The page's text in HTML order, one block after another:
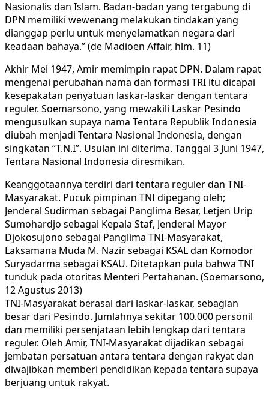
Nasionalis dan Islam. Badan-badan yang tergabung di
DPN memiliki wewenang melakukan tindakan yang
dianggap perlu untuk menyelamatkan negara dari
keadaan bahaya.” (de Madioen Affair, hlm. 11)
Akhir Mei 1947, Amir memimpin rapat DPN. Dalam rapat
mengenai perubahan nama dan formasi TRI itu dicapai
kesepakatan penyatuan laskar-laskar dengan tentara
reguler. Soemarsono, yang mewakili Laskar Pesindo
mengusulkan supaya nama Tentara Republik Indonesia
diubah menjadi Tentara Nasional Indonesia, dengan
singkatan “T.N.I”. Usulan ini diterima. Tanggal 3 Juni 1947,
Tentara Nasional Indonesia diresmikan.
Keanggotaannya terdiri dari tentara reguler dan TNI-
Masyarakat. Pucuk pimpinan TNI dipegang oleh;
Jenderal Sudirman sebagai Panglima Besar, Letjen Urip
Sumohardjo sebagai Kepala Staf, Jenderal Mayor
Djokosujono sebagai Panglima TNI-Masyarakat,
Laksamana Muda M. Nazir sebagai KSAL dan Komodor
Suryadarma sebagai KSAU. Ditetapkan pula bahwa TNI
tunduk pada otoritas Menteri Pertahanan. (Soemarsono,
12 Agustus 2013)
TNI-Masyarakat berasal dari laskar-laskar, sebagian
besar dari Pesindo. Jumlahnya sekitar 100.000 personil
dan memiliki persenjataan lebih lengkap dari tentara
reguler. Oleh Amir, TNI-Masyarakat dijadikan sebagai
jembatan persatuan antara tentara dengan rakyat dan
diwajibkan memberi pendidikan kepada tentara supaya
berjuang untuk rakyat.